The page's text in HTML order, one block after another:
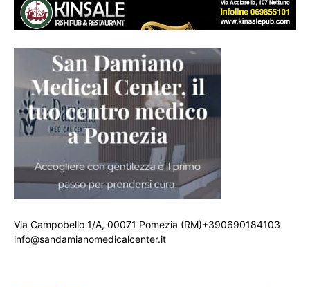
Via Campobello 1/A, 00071 Pomezia (RM)+390690184103
info@sandamianomedicalcenter.it